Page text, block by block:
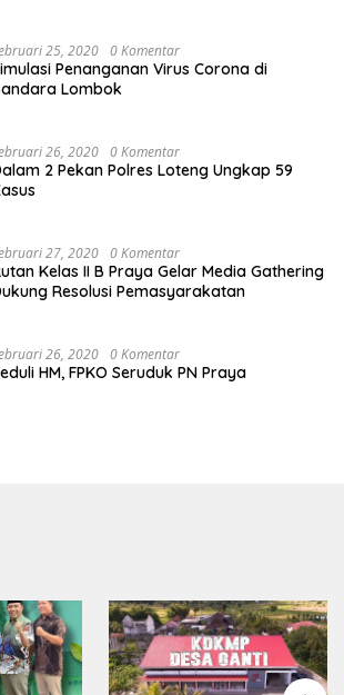
25, 2020 0 Komentar
Penanganan Virus Corona di
Lombok
26, 2020 0 Komentar
2 Pekan Polres Loteng Ungkap 59
27, 2020 0 Komentar
Kelas II B Praya Gelar Media Gathering
Resolusi Pemasyarakatan
26, 2020 0 Komentar
HM, FPKO Seruduk PN Praya